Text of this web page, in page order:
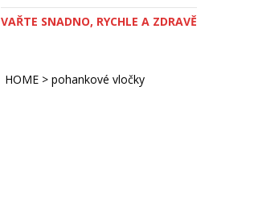
VAŘTE SNADNO, RYCHLE A ZDRAVĚ
HOME > pohankové vločky